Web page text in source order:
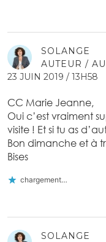
SOLANGE
AUTEUR /
23 JUIN 2019 / 13H58
CC Marie Jeanne,
Oui c’est vraiment
visite ! Et si tu as
Bon dimanche et à
Bises
chargement…
SOLANGE